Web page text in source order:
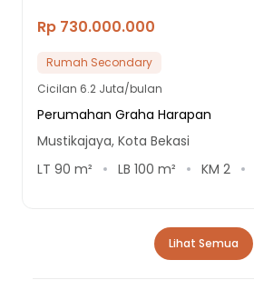
Rp 730.000.000
Rumah Secondary
Cicilan 6.2 Juta/bulan
Perumahan Graha Harapan
Mustikajaya, Kota Bekasi
LT 90 m² LB 100 m² KM 2
Lihat Semua